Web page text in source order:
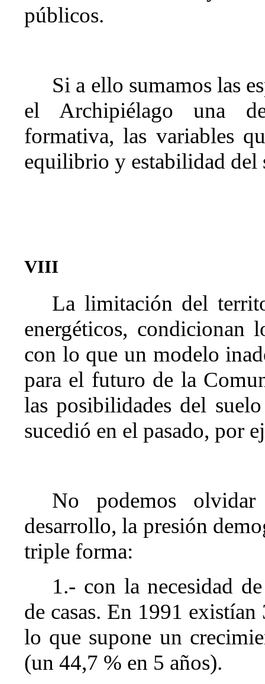
públicos.
Si a ello sumamos las
el Archipiélago una
formativa, las variables
equilibrio y estabilidad del
VIII
La limitación del
energéticos, condicionan
con lo que un modelo
para el futuro de la
las posibilidades del
sucedió en el pasado, por
No podemos
desarrollo, la presión
triple forma:
1.- con la necesidad
de casas. En 1991 existían
lo que supone un
(un 44,7 % en 5 años).